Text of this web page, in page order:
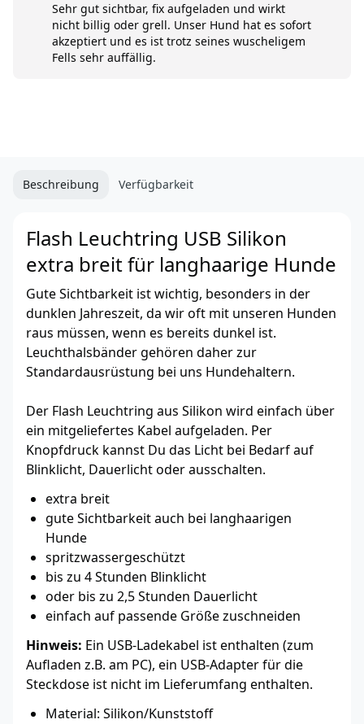
Sehr gut sichtbar, fix aufgeladen und wirkt
nicht billig oder grell. Unser Hund hat es sofort
akzeptiert und es ist trotz seines wuscheligem
Fells sehr auffällig.
Beschreibung Verfügbarkeit
Flash Leuchtring USB Silikon
extra breit für langhaarige Hunde
Gute Sichtbarkeit ist wichtig, besonders in der
dunklen Jahreszeit, da wir oft mit unseren Hunden
raus müssen, wenn es bereits dunkel ist.
Leuchthalsbänder gehören daher zur
Standardausrüstung bei uns Hundehaltern.
Der Flash Leuchtring aus Silikon wird einfach über
ein mitgeliefertes Kabel aufgeladen. Per
Knopfdruck kannst Du das Licht bei Bedarf auf
Blinklicht, Dauerlicht oder ausschalten.
extra breit
gute Sichtbarkeit auch bei langhaarigen
Hunde
spritzwassergeschützt
bis zu 4 Stunden Blinklicht
oder bis zu 2,5 Stunden Dauerlicht
einfach auf passende Größe zuschneiden
Hinweis: Ein USB-Ladekabel ist enthalten (zum
Aufladen z.B. am PC), ein USB-Adapter für die
Steckdose ist nicht im Lieferumfang enthalten.
Material: Silikon/Kunststoff